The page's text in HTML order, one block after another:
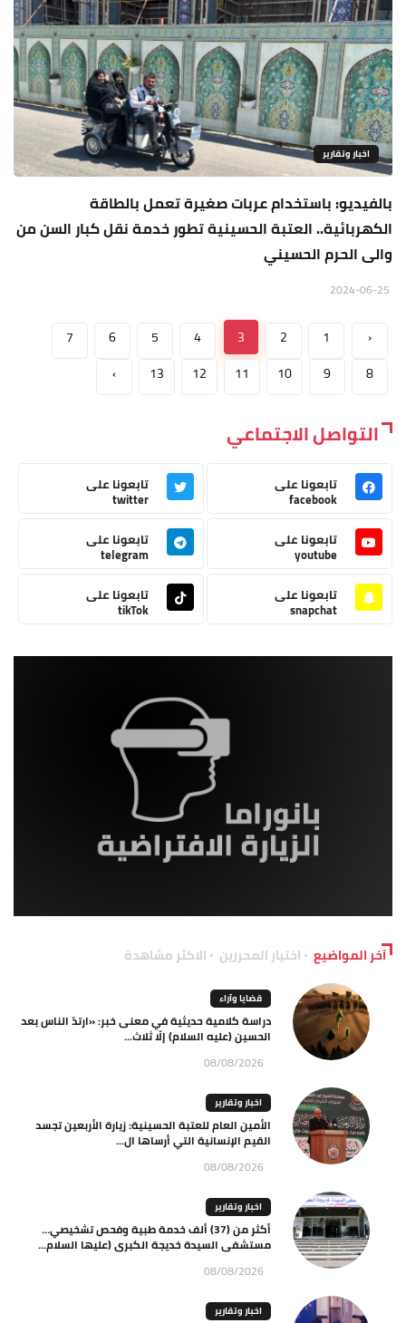
اخبار وتقارير
بالفيديو: باستخدام عربات صغيرة تعمل بالطاقة
الكهربائية.. العتبة الحسينية تطور خدمة نقل كبار السن من
والى الحرم الحسيني
‹
1
2
3
4
5
6
7
8
9
10
11
12
13
›
التواصل الاجتماعي
تابعونا على
facebook
تابعونا على
twitter
تابعونا على
youtube
تابعونا على
telegram
تابعونا على
snapchat
تابعونا على
tikTok
آخر المواضيع اختيار المحررين الاكثر مشاهدة
قضايا وآراء
دراسة كلامية حديثية في معنى خبر: «ارتدّ الناس بعد
الحسين (عليه السلام) إلّا ثلاث...
08/08/2026
اخبار وتقارير
الأمين العام للعتبة الحسينية: زيارة الأربعين تجسد
القيم الإنسانية التي أرساها ال...
08/08/2026
اخبار وتقارير
أكثر من (37) ألف خدمة طبية وفحص تشخيصي…
مستشفى السيدة خديجة الكبرى (عليها السلام...
08/08/2026
اخبار وتقارير